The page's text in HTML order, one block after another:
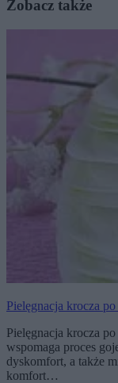
Zobacz także
Pielęgnacja krocza
Pielęgnacja krocza
wspomaga proces
dyskomfort, a także
komfort…